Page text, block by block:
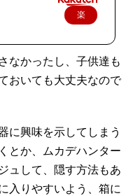
楽
なかったし、子供達も
おいても大丈夫なので
に興味を示してしまう
とか、ムカデハンター
ュして、隠す方法もあ
入りやすいよう、箱に